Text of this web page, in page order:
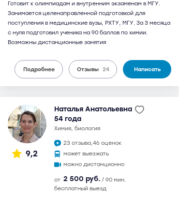
Готовит к олимпиадам и внутренним экзаменам в МГУ.
Занимается целенаправленной подготовкой для
поступления в медицинские вузы, РХТУ, МГУ. За 3 месяца
с нуля подготовил ученика на 90 баллов по химии.
Возможны дистанционные занятия
Подробнее Отзывы 24 Написать
9,2
Наталья Анатольевна
54 года
химия, биология
23 отзыва,46 оценок
может выезжать
можно дистанционно
от 2 500 руб. / 90 мин.
бесплатный выезд